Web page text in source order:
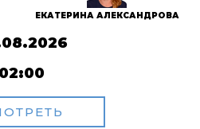
ЕКАТЕРИНА АЛЕКСАНДРОВА
02:00